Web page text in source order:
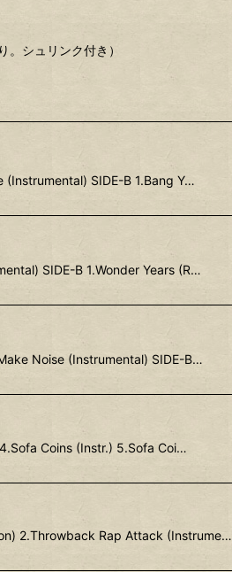
シュリンク付き）
(Instrumental) SIDE-B 1.Bang Y…
SIDE-B 1.Wonder Years (R…
Noise (Instrumental) SIDE-B…
Coins (Instr.) 5.Sofa Coi…
2.Throwback Rap Attack (Instrume…